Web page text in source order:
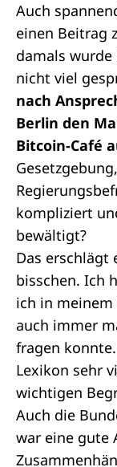
Auch
einen Beitrag
damals
nicht viel
nach
Berlin den
Bitcoin-Café
kompliziert
bewältigt?
Das erschlägt
bisschen. Ich
ich in
auch immer
fragen
Lexikon sehr
wichtigen
Auch die
war eine gute